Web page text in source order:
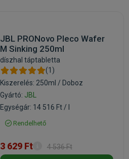
JBL PRONovo Pleco Wafer
M Sinking 250ml
díszhal táptabletta
(1)
Kiszerelés: 250ml / Doboz
Gyártó: JBL
Egységár: 14 516 Ft / l
Rendelhető
3 629 Ft 4 536 Ft